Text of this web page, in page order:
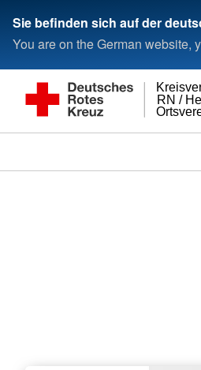
Sie befinden sich auf der
You are on the German website,
RN /